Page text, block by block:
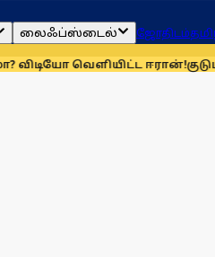
லைஃப்ஸ்டைல் ஜோதிடம்
ஈரான்!குடும்ப